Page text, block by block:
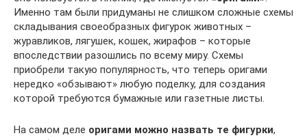
Именно там были придуманы не слишком сложные схемы
складывания своеобразных фигурок животных –
журавликов, лягушек, кошек, жирафов – которые
впоследствии разошлись по всему миру. Схемы
приобрели такую популярность, что теперь оригами
нередко «обзывают» любую поделку, для создания
которой требуются бумажные или газетные листы.
На самом деле оригами можно назвать те фигурки,